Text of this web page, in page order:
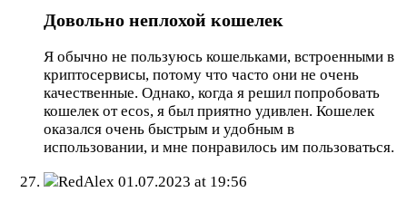
Довольно неплохой кошелек
Я обычно не пользуюсь кошельками, встроенными в
криптосервисы, потому что часто они не очень
качественные. Однако, когда я решил попробовать
кошелек от ecos, я был приятно удивлен. Кошелек
оказался очень быстрым и удобным в
использовании, и мне понравилось им пользоваться.
RedAlex 01.07.2023 at 19:56